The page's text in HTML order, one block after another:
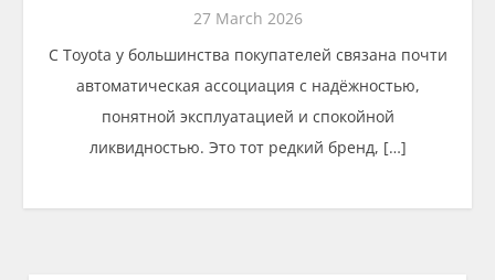
27 March 2026
С Toyota у большинства покупателей связана почти
автоматическая ассоциация с надёжностью,
понятной эксплуатацией и спокойной
ликвидностью. Это тот редкий бренд, […]